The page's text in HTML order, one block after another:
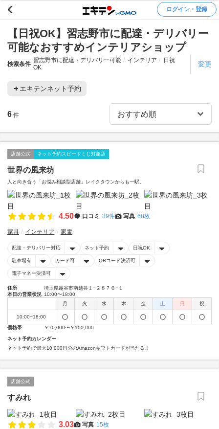
ログイン・登録
【日祝OK】習志野市に配達・デリバリー
可能なおすすめインテリアショップ
検索条件
習志野市に配達・デリバリー可能 インテリア
日祝
OK
変更
エキテンネット予約
6 件
店舗公式 ネット予約スピードくじ対象店
世界の風来坊
人と向き合う「お悩み相談型店舗」レイクタウンからも一駅。
4.50 口コミ 39件 写真 68枚
家具 インテリア 家電
配達・デリバリー対応 ネット予約 日祝OK
駐車場有 カード可 QRコード決済可
電子マネー決済可
住所
埼玉県越谷市南越谷１−２８７６−１
本日の営業状況 10:00〜18:00
月
火 水 木 金 土 日 祝
10:00~18:00
価格帯
￥70,000〜￥100,000
ネット予約カレンダー
ネット予約で最大10,000円分のAmazonギフトカードが当たる！
店舗公式
すみれ
3.03 写真 15枚